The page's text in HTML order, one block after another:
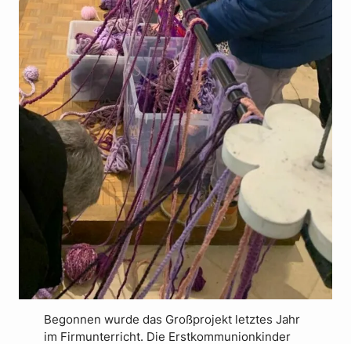
Begonnen wurde das Großprojekt letztes Jahr
im Firmunterricht. Die Erstkommunionkinder